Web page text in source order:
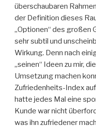
überschaubaren
der Definition dieses
„Optionen“ des großen
sehr subtil und
Wirkung. Denn nach
„seinen“ Ideen zu mir,
Umsetzung machen
Zufriedenheits-Index
hatte jedes Mal eine
Kunde war nicht
was ihn zufriedener